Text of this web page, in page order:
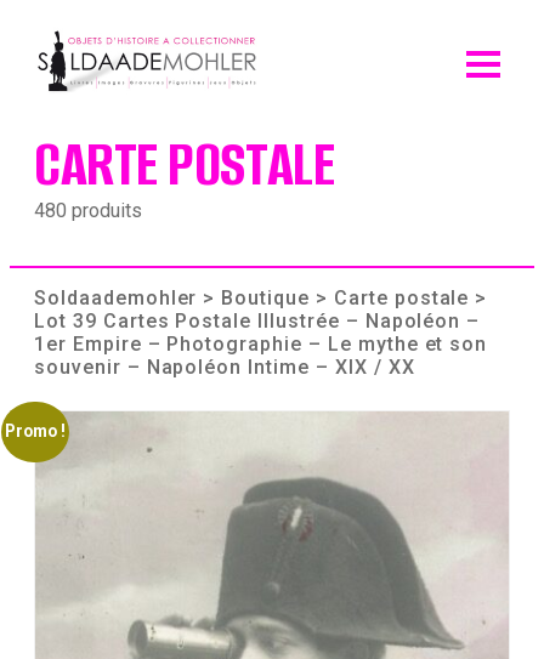
content
CARTE POSTALE
480 produits
Soldaademohler > Boutique > Carte postale >
Lot 39 Cartes Postale Illustrée – Napoléon –
1er Empire – Photographie – Le mythe et son
souvenir – Napoléon Intime – XIX / XX
Promo !